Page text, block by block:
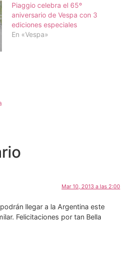
Piaggio celebra el 65º
aniversario de Vespa con 3
ediciones especiales
En «Vespa»
Mar 10, 2013 a las 2:00
llegar a la Argentina este
Felicitaciones por tan Bella